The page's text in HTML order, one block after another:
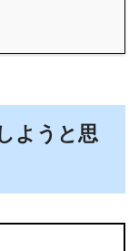
ようと思